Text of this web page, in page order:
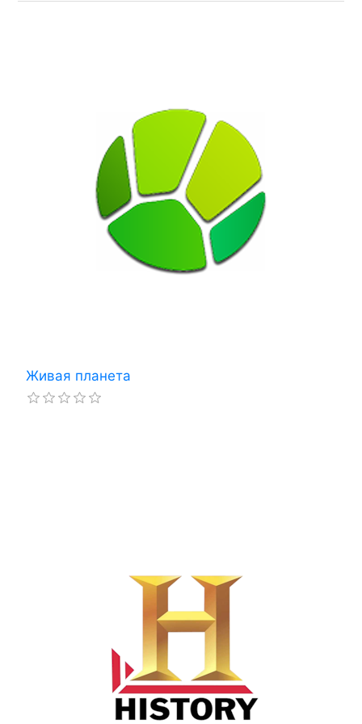
Рекорды моей планеты (Самые
07:55Рекорды моей планеты (Самые
07:5508:25Рекорды моей планеты (Животные -
Живая планета